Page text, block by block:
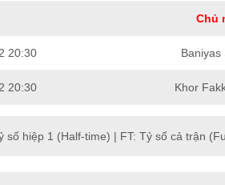
Chủ
20:30 Baniyas
20:30 Khor
số hiệp 1 (Half-time) | FT: Tỷ số cả trận